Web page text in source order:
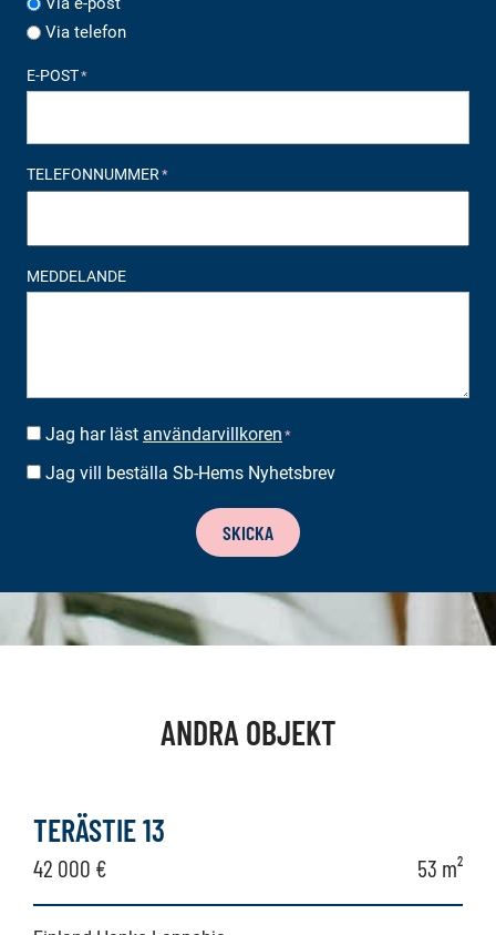
Via telefon
E-POST*
TELEFONNUMMER*
MEDDELANDE
SUOSTUMUS *
Jag har läst användarvillkoren *
BESTÄLLA
Jag vill beställa Sb-Hems Nyhetsbrev
SKICKA
ANDRA OBJEKT
TERÄSTIE 13
42 000 € 53 m²